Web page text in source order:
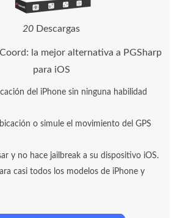
20 Descargas
la mejor alternativa a PGSharp
para iOS
del iPhone sin ninguna habilidad
o simule el movimiento del GPS
y no hace jailbreak a su dispositivo iOS.
casi todos los modelos de iPhone y